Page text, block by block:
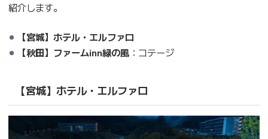
紹介します。
【宮城】ホテル・エルファロ
【秋田】ファームinn緑の風 ：コテージ
【宮城】ホテル・エルファロ